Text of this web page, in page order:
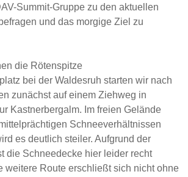
Summit-Gruppe zu den aktuellen
und das morgige Ziel zu
die Rötenspitze
bei der Waldesruh starten wir nach
zunächst auf einem Ziehweg in
Kastnerbergalm. Im freien Gelände
Schneeverhältnissen
es deutlich steiler. Aufgrund der
die Schneedecke hier leider recht
weitere Route erschließt sich nicht ohne